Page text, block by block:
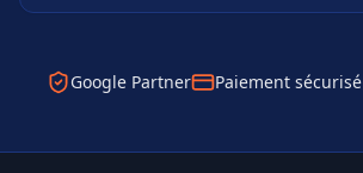
Google Partner Paiement sécurisé